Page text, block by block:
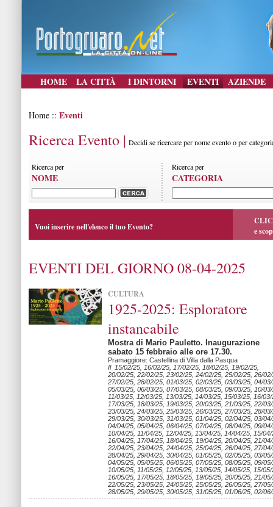
HOME LA CITTÀ I DINTORNI EVENTI AZIENDE
Home :: Eventi
Ricerca Evento | Decidi se ricercare per nome evento o per
Ricerca per
NOME
Ricerca per
CATEGORIA
Vuoi inserire nell'elenco il tuo Evento?
e
EVENTI DEL GIORNO 08-04-2025
CULTURA
1925-2025: Esploratore
instancabile
Mostra di Mario Pauletto. Inaugurazione
sabato 15 febbraio alle ore 17.30.
Pramaggiore: Castellina di Villa dalla Pasqua
Il 15/02/25, 16/02/25, 17/02/25, 18/02/25, 19/02/25,
20/02/25, 22/02/25, 23/02/25, 24/02/25, 25/02/25, 26/
27/02/25, 28/02/25, 01/03/25, 02/03/25, 03/03/25, 04/
05/03/25, 06/03/25, 07/03/25, 08/03/25, 09/03/25, 10/
11/03/25, 12/03/25, 13/03/25, 14/03/25, 15/03/25, 16/03/
17/03/25, 18/03/25, 19/03/25, 20/03/25, 21/03/25, 22/
23/03/25, 24/03/25, 25/03/25, 26/03/25, 27/03/25, 28/
29/03/25, 30/03/25, 31/03/25, 01/04/25, 02/04/25, 03/
04/04/25, 05/04/25, 06/04/25, 07/04/25, 08/04/25, 09/
10/04/25, 11/04/25, 12/04/25, 13/04/25, 14/04/25, 15/04/
16/04/25, 17/04/25, 18/04/25, 19/04/25, 20/04/25, 21/
22/04/25, 23/04/25, 24/04/25, 25/04/25, 26/04/25, 27/
28/04/25, 29/04/25, 30/04/25, 01/05/25, 02/05/25, 03/
04/05/25, 05/05/25, 06/05/25, 07/05/25, 08/05/25, 09/
10/05/25, 11/05/25, 12/05/25, 13/05/25, 14/05/25, 15/05/
16/05/25, 17/05/25, 18/05/25, 19/05/25, 20/05/25, 21/
22/05/25, 23/05/25, 24/05/25, 25/05/25, 26/05/25, 27/
28/05/25, 29/05/25, 30/05/25, 31/05/25, 01/06/25, 02/